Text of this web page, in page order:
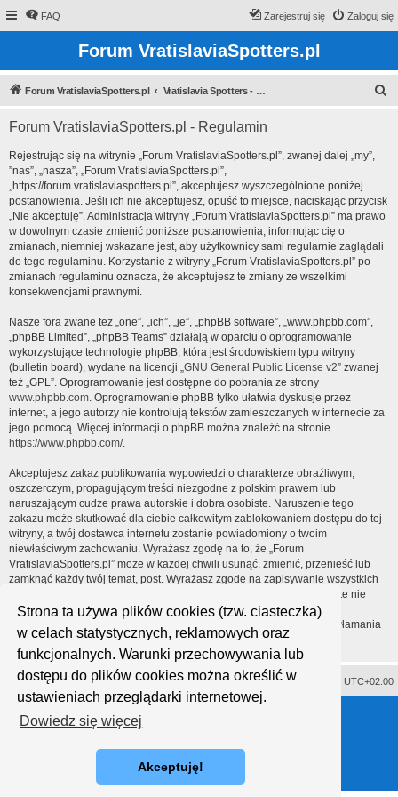
Strona ta używa plików cookies (tzw. ciasteczka)
w celach statystycznych, reklamowych oraz
funkcjonalnych. Warunki przechowywania lub
dostępu do plików cookies można określić w
ustawieniach przeglądarki internetowej.
Dowiedz się więcej
Akceptuję!
FAQ Zaloguj się
Zarejestruj się
Forum VratislaviaSpotters.pl
Forum VratislaviaSpotters.pl Vratislavia Spotters - Wroclawska grupa spotterska
Forum VratislaviaSpotters.pl - Regulamin
Rejestrując się na witrynie „Forum VratislaviaSpotters.pl”, zwanej dalej „my”,
”nas”, „nasza”, „Forum VratislaviaSpotters.pl”,
„https://forum.vratislaviaspotters.pl”, akceptujesz wyszczególnione poniżej
postanowienia. Jeśli ich nie akceptujesz, opuść to miejsce, naciskając przycisk
„Nie akceptuję”. Administracja witryny „Forum VratislaviaSpotters.pl” ma prawo
w dowolnym czasie zmienić poniższe postanowienia, informując cię o
zmianach, niemniej wskazane jest, aby użytkownicy sami regularnie zaglądali
do tego regulaminu. Korzystanie z witryny „Forum VratislaviaSpotters.pl” po
zmianach regulaminu oznacza, że akceptujesz te zmiany ze wszelkimi
konsekwencjami prawnymi.
Nasze fora zwane też „one”, „ich”, „je”, „phpBB software”, „www.phpbb.com”,
„phpBB Limited”, „phpBB Teams” działają w oparciu o oprogramowanie
wykorzystujące technologię phpBB, która jest środowiskiem typu witryny
(bulletin board), wydane na licencji „GNU General Public License v2” zwanej
też „GPL”. Oprogramowanie jest dostępne do pobrania ze strony
www.phpbb.com. Oprogramowanie phpBB tylko ułatwia dyskusje przez
internet, a jego autorzy nie kontrolują tekstów zamieszczanych w internecie za
jego pomocą. Więcej informacji o phpBB można znaleźć na stronie
https://www.phpbb.com/.
Akceptujesz zakaz publikowania wypowiedzi o charakterze obraźliwym,
oszczerczym, propagującym treści niezgodne z polskim prawem lub
naruszającym cudze prawa autorskie i dobra osobiste. Naruszenie tego
zakazu może skutkować dla ciebie całkowitym zablokowaniem dostępu do tej
witryny, a twój dostawca internetu zostanie powiadomiony o twoim
niewłaściwym zachowaniu. Wyrażasz zgodę na to, że „Forum
VratislaviaSpotters.pl” może w każdej chwili usunąć, zmienić, przenieść lub
zamknąć każdy twój temat, post. Wyrażasz zgodę na zapisywanie wszystkich
podanych przez ciebie informacji w naszej bazie danych. Informacje te nie
będą przekazywane nikomu bez twojej zgody, ale ani „Forum
VratislaviaSpotters.pl”, ani phpBB nie ponosi odpowiedzialności za włamania
do witryny, podczas których może dojść do kradzieży danych.
Strefa czasowa UTC+02:00
Usuń ciasteczka witryny
Polski pakiet językowy dostarcza
Style proflat © 2017Mazeltof